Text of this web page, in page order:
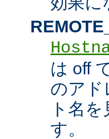
は off
のアド
ト名
す。